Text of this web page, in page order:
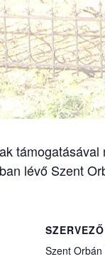
lévő Szent
SZERVEZŐ
Szent Orbán